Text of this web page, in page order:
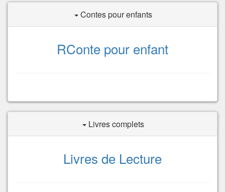
Contes pour enfants
RConte pour enfant
Livres complets
Livres de Lecture